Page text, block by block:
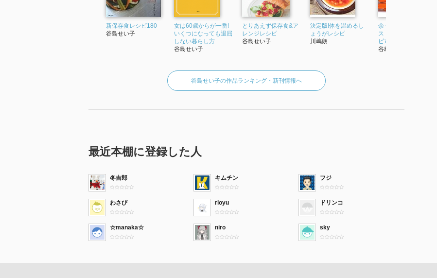
新保存食レシピ180
谷島せい子
女は60歳からが一番!
いくつになっても退屈
しない暮らし方
谷島せい子
とりあえず保存食&ア
レンジレシピ
谷島せい子
決定版!体を温めるし
ょうがレシピ
川嶋朗
余った野菜はささっと
ストック 即うまレシ
ピ77つき
谷島せい子
谷島せい子の作品ランキング・新刊情報へ
最近本棚に登録した人
冬吉郎 キムチン フジ
わさび rioyu ドリンコ
☆manaka☆ niro sky